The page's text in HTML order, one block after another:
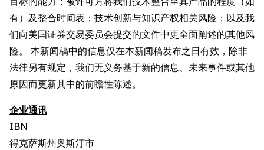
有）及整合时间表；技术创新与知识产权相关风险；以及我
们向美国证券交易委员会提交的文件中更全面阐述的其他风
险。 本新闻稿中的信息仅在本新闻稿发布之日有效，除非
法律另有规定，我们无义务基于新的信息、未来事件或其他
原因而更新其中的前瞻性陈述。
企业通讯
IBN
得克萨斯州奥斯汀市